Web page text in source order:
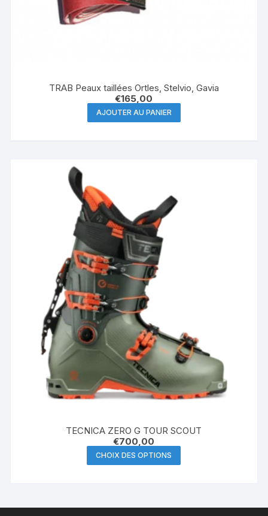
TRAB Peaux taillées Ortles, Stelvio, Gavia
€165,00
AJOUTER AU PANIER
TECNICA ZERO G TOUR SCOUT
€700,00
CHOIX DES OPTIONS
produit
variations.